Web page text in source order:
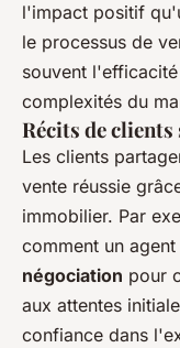
l'impact positif
le processus de
souvent
complexités du
Récits de
Les clients
vente réussie
immobilier. Par
comment un
négociation pour
aux attentes
confiance dans